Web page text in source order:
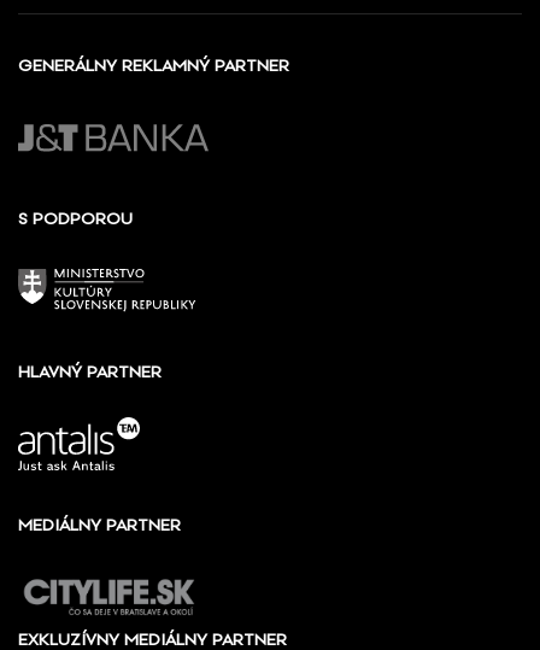
GENERÁLNY REKLAMNÝ PARTNER
S PODPOROU
HLAVNÝ PARTNER
MEDIÁLNY PARTNER
EXKLUZÍVNY MEDIÁLNY PARTNER